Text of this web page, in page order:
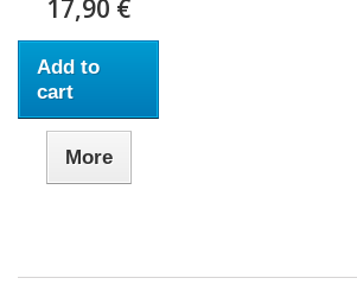
17,90 €
Add to
cart
More